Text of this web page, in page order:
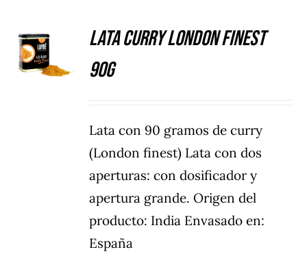
DETALLES
Lata Curry London Finest
90g
Lata con 90 gramos de curry
(London finest) Lata con dos
aperturas: con dosificador y
apertura grande. Origen del
producto: India Envasado en:
España